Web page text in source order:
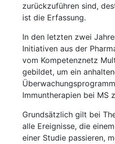
zurückzuführen sind,
ist die Erfassung.
In den letzten zwei
Initiativen aus der
vom Kompetenznetz
gebildet, um ein
Immuntherapien bei MS
Grundsätzlich gilt bei
alle Ereignisse, die
einer Studie passieren,